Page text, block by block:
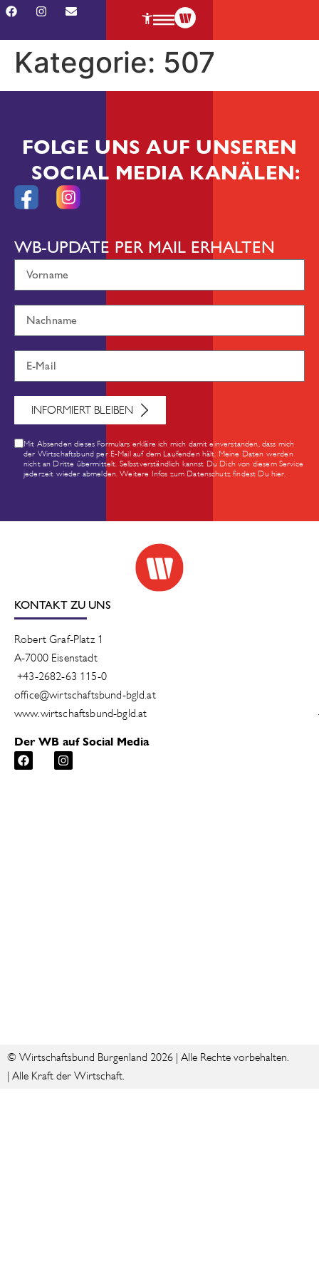
Kategorie: 507
FOLGE UNS AUF UNSEREN
SOCIAL MEDIA KANÄLEN:
WB-UPDATE PER MAIL ERHALTEN
Mit Absenden dieses Formulars erkläre ich mich damit einverstanden, dass mich
der Wirtschaftsbund per E-Mail auf dem Laufenden hält. Meine Daten werden
nicht an Dritte übermittelt. Selbstverständlich kannst Du Dich von diesem Service
jederzeit wieder abmelden. Weitere Infos zum Datenschutz findest Du hier.
INFORMIERT BLEIBEN
KONTAKT ZU UNS
Robert Graf-Platz 1
A-7000 Eisenstadt
+43-2682-63 115-0
office@wirtschaftsbund-bgld.at
www.wirtschaftsbund-bgld.at
Der WB auf Social Media
© Wirtschaftsbund Burgenland 2026 | Alle Rechte vorbehalten.
| Alle Kraft der Wirtschaft.